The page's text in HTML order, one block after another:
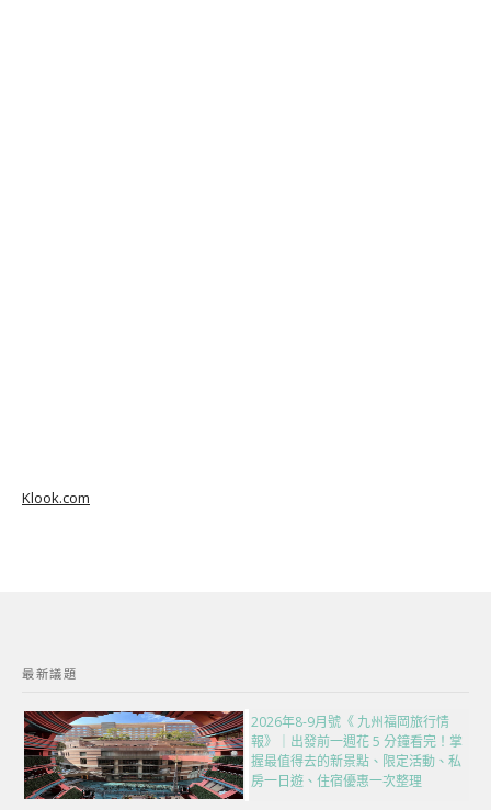
Klook.com
最新議題
2026年8-9月號《 九州福岡旅行情
報》｜出發前一週花 5 分鐘看完！掌
握最值得去的新景點、限定活動、私
房一日遊、住宿優惠一次整理